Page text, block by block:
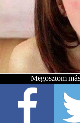
Megosztom